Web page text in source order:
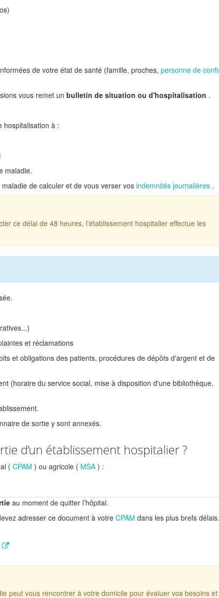
de votre état de santé (famille, proches, personne de
vous remet un bulletin de situation ou d'hospitalisation .
hospitalisation à :
maladie.
de calculer et de vous verser vos indemnités journalières .
ce délai de 48 heures, l'établissement hospitalier effectue les
et réclamations
et obligations des patients, procédures de dépôts d'argent et de
(horaire du service social, mise à disposition d'une bibliothèque,
de sortie y sont annexés.
d’un établissement hospitalier ?
( CPAM ) ou agricole ( MSA ) :
au moment de quitter l’hôpital.
adresser ce document à votre CPAM dans les plus brefs délais.
peut vous rencontrer à votre domicile pour évaluer vos besoins et